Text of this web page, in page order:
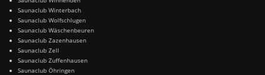
Saunaclub Winterbach
Saunaclub Wolfschlugen
Saunaclub Wäschenbeuren
Saunaclub Zazenhausen
Saunaclub Zell
Saunaclub Zuffenhausen
Saunaclub Öhringen